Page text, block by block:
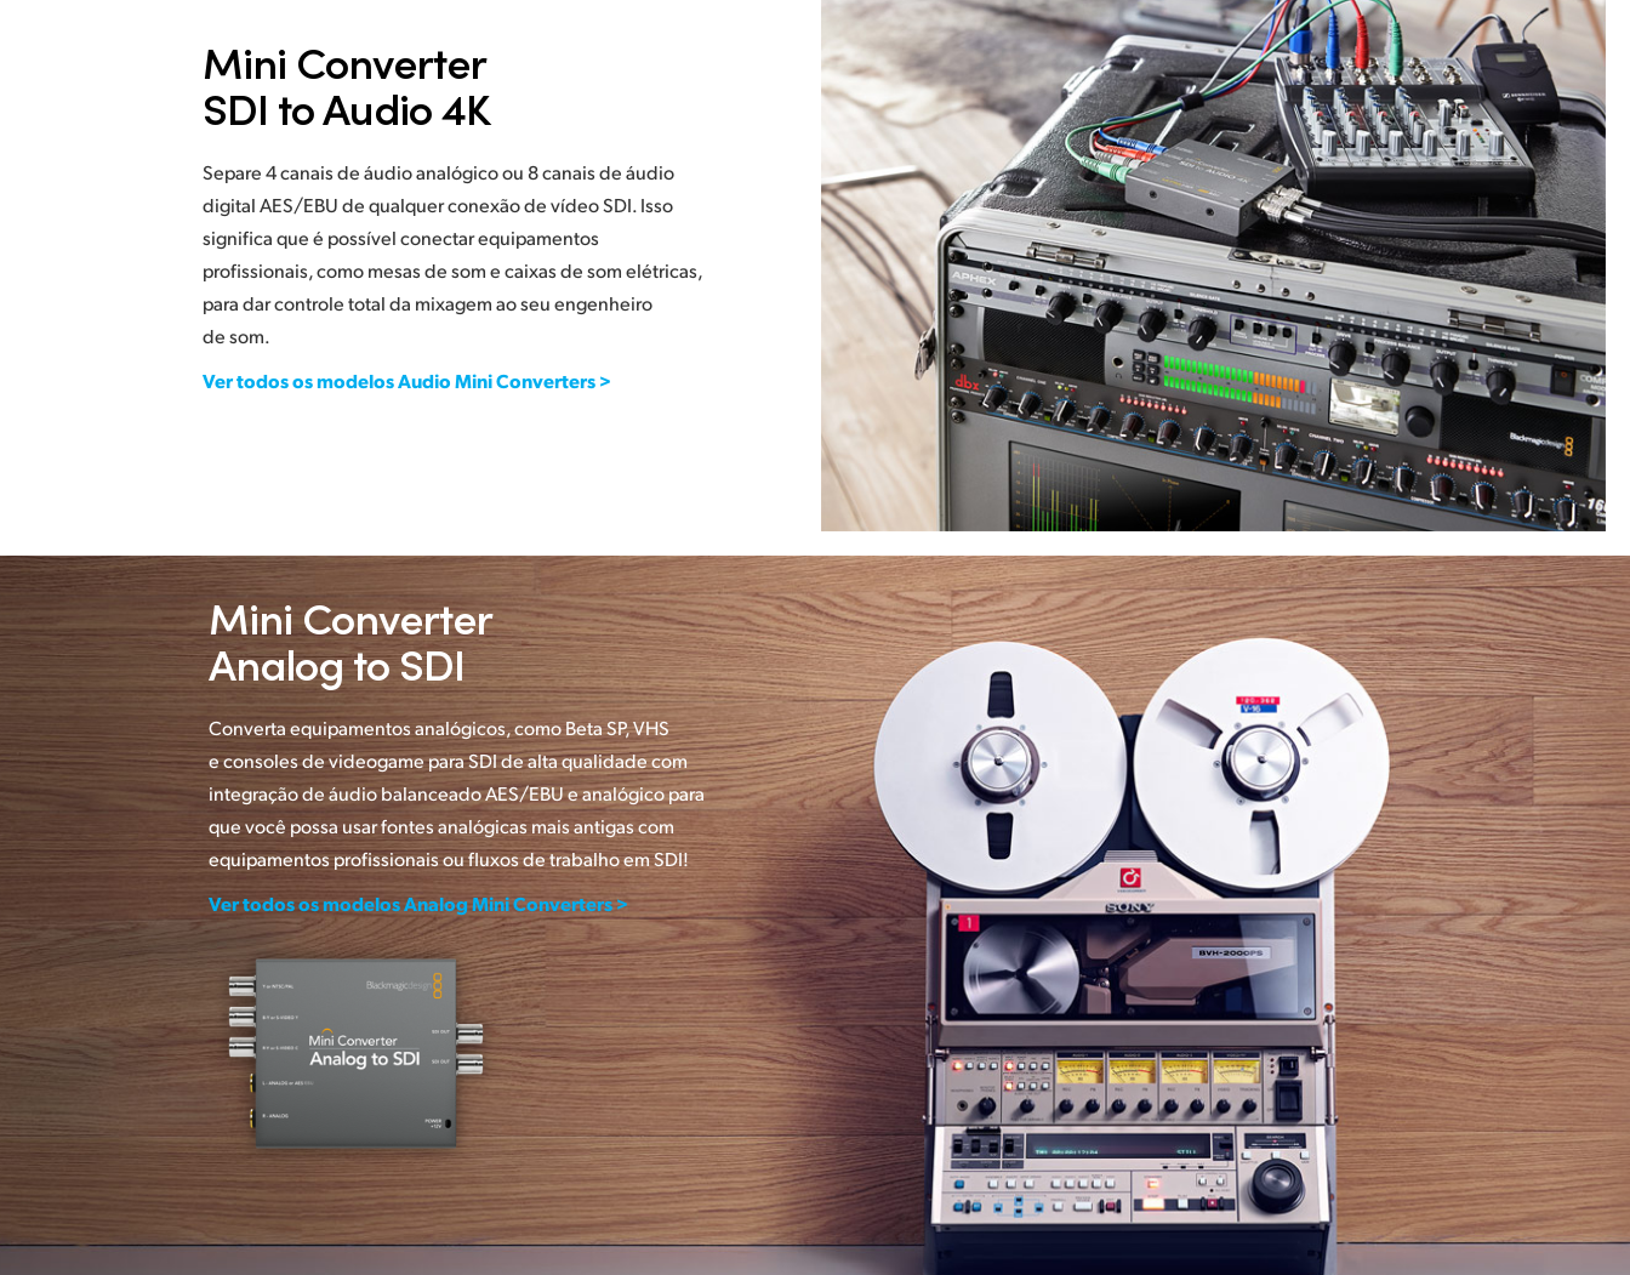
Mini Converter
SDI to Audio 4K
Separe 4 canais de áudio analógico ou 8 canais de áudio
digital AES/EBU de qualquer conexão de vídeo SDI. Isso
significa que é possível conectar equipamentos
profissionais, como mesas de som e caixas de som elétricas,
para dar controle total da mixagem ao seu engenheiro
de som.
Ver todos os modelos Audio Mini Converters >
Mini Converter
Analog to SDI
Converta equipamentos analógicos, como Beta SP, VHS
e consoles de videogame para SDI de alta qualidade com
integração de áudio balanceado AES/EBU e analógico para
que você possa usar fontes analógicas mais antigas com
equipamentos profissionais ou fluxos de trabalho em SDI!
Ver todos os modelos Analog Mini Converters >